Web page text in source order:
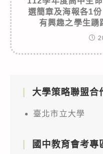
選簡章及海報各1
有興趣之學生踴
大學策略聯盟合
臺北市立大學
國中教育會考專